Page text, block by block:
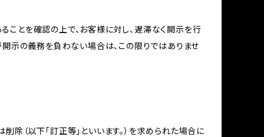
ことを確認の上で、お客様に対し、遅滞なく開示を行
開示の義務を負わない場合は、この限りではありませ
（以下「訂正等」といいます。）を求められた場合に